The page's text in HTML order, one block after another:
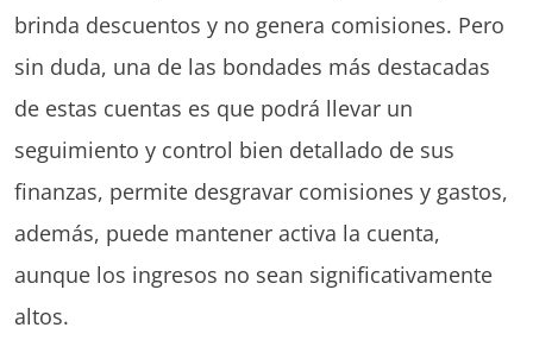
brinda descuentos y no genera comisiones. Pero
sin duda, una de las bondades más destacadas
de estas cuentas es que podrá llevar un
seguimiento y control bien detallado de sus
finanzas, permite desgravar comisiones y gastos,
además, puede mantener activa la cuenta,
aunque los ingresos no sean significativamente
altos.